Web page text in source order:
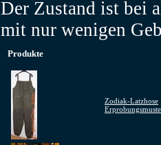
Der Zustand ist bei
mit nur wenigen
Produkte
Zodiak-Latzhose